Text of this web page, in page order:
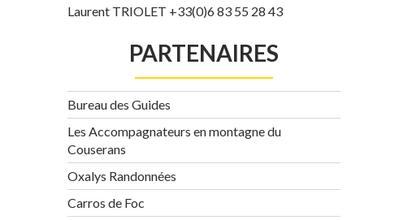
Laurent TRIOLET +33(0)6 83 55 28 43
PARTENAIRES
Bureau des Guides
Les Accompagnateurs en montagne du
Couserans
Oxalys Randonnées
Carros de Foc